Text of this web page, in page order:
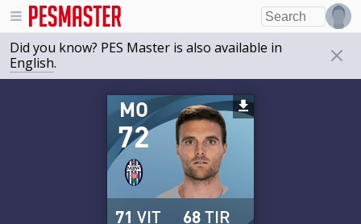
Did you know? PES Master is also available in
English.
72
MO
71 VIT
68TIR